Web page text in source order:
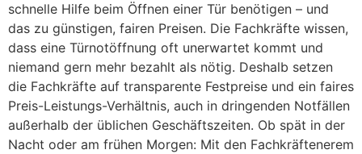
schnelle Hilfe beim Öffnen einer Tür benötigen – und
das zu günstigen, fairen Preisen. Die Fachkräfte wissen,
dass eine Türnotöffnung oft unerwartet kommt und
niemand gern mehr bezahlt als nötig. Deshalb setzen
die Fachkräfte auf transparente Festpreise und ein faires
Preis-Leistungs-Verhältnis, auch in dringenden Notfällen
außerhalb der üblichen Geschäftszeiten. Ob spät in der
Nacht oder am frühen Morgen: Mit den Fachkräftenerem